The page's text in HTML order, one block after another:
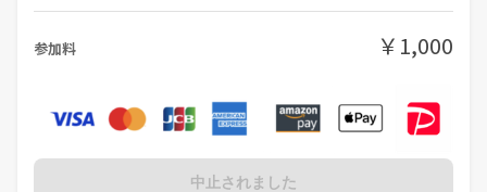
参加料 ￥1,000
中止されました